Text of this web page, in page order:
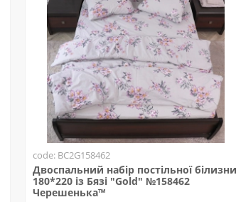
code: BC2G158462
Двоспальний набір постільної білизни
180*220 із Бязі "Gold" №158462
Черешенька™